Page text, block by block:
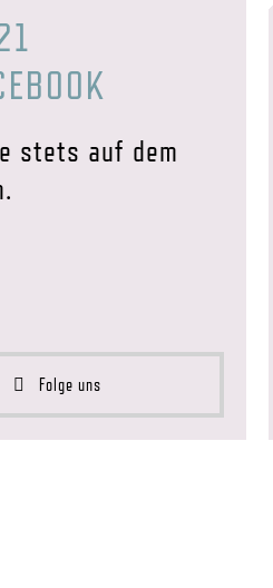
stets auf dem
Folge uns